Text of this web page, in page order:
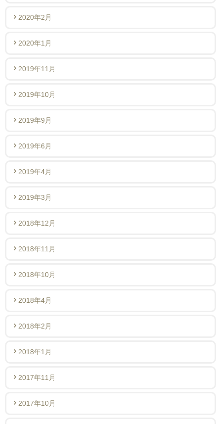
2020年2月
2020年1月
2019年11月
2019年10月
2019年9月
2019年6月
2019年4月
2019年3月
2018年12月
2018年11月
2018年10月
2018年4月
2018年2月
2018年1月
2017年11月
2017年10月